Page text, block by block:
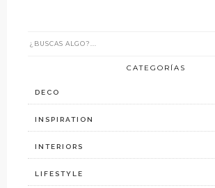
CATEGORÍAS
DECO
INSPIRATION
INTERIORS
LIFESTYLE